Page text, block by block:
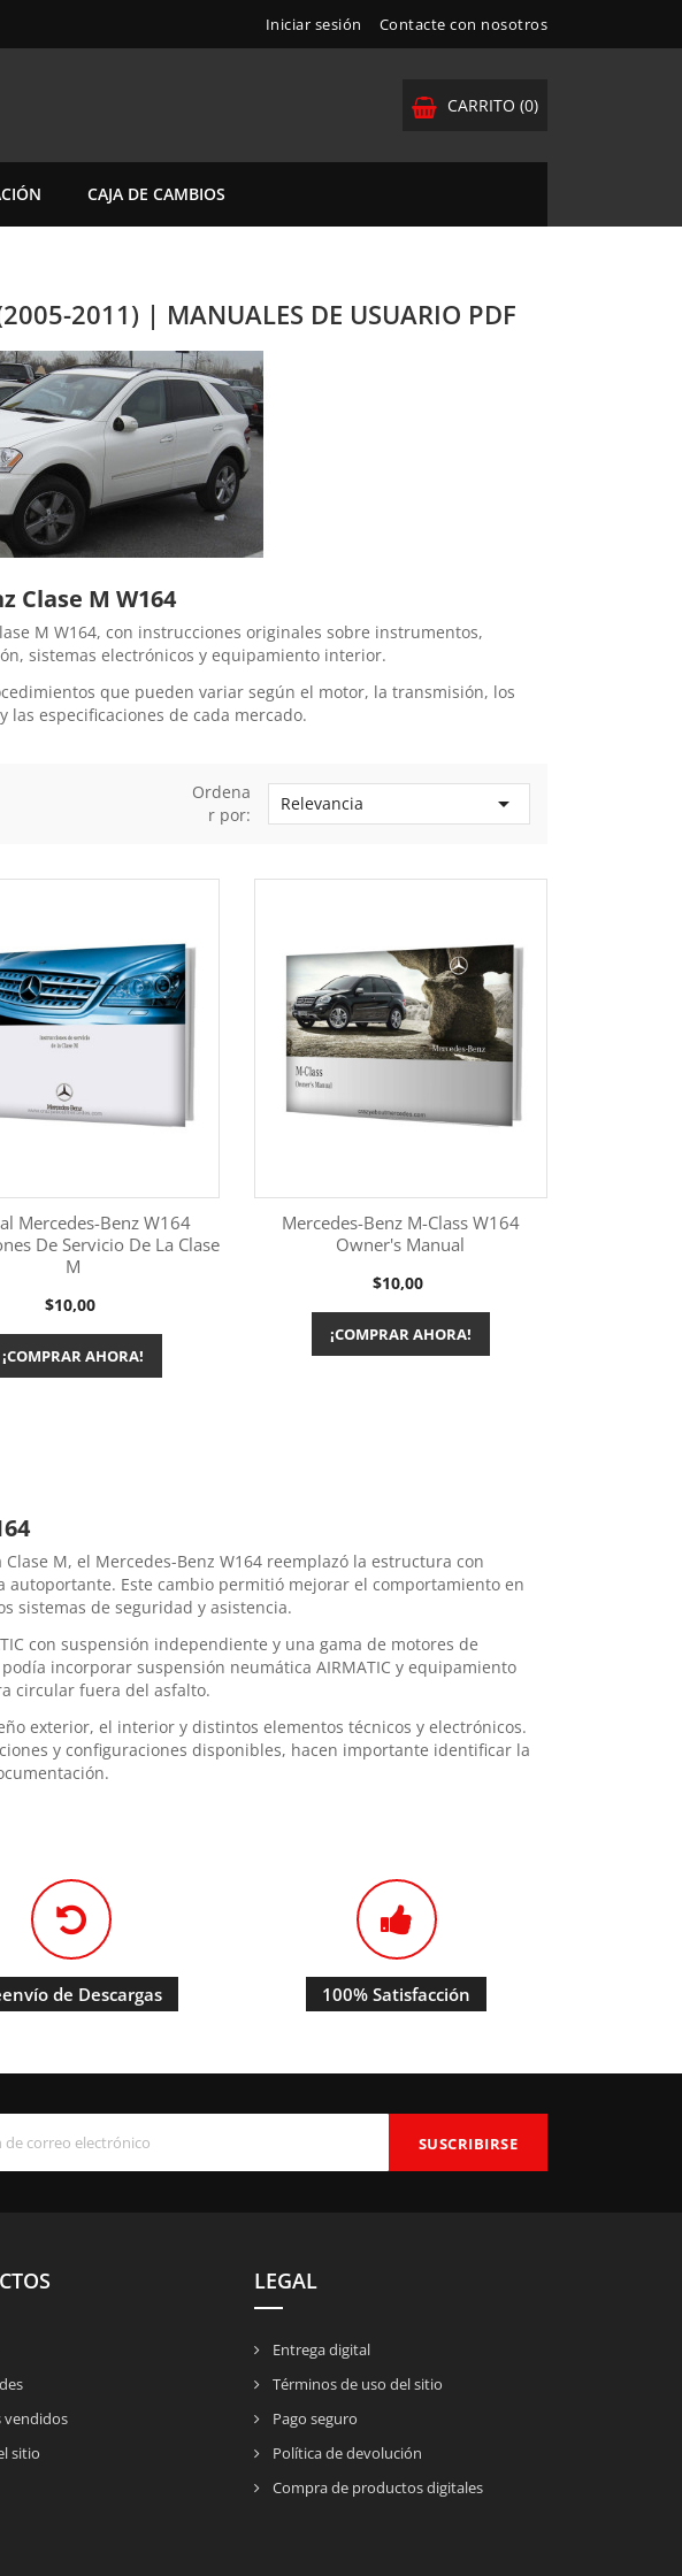
Iniciar sesión Contacte con nosotros
CARRITO (0)
CAJA DE CAMBIOS
2011) | MANUALES DE USUARIO PDF
Clase M W164
M W164, con instrucciones originales sobre instrumentos,
sistemas electrónicos y equipamiento interior.
que pueden variar según el motor, la transmisión, los
especificaciones de cada mercado.
Ordena
r por:
Relevancia 
Más información
Mercedes-Benz W164
De Servicio De La Clase
M
Precio
$10,00
¡COMPRAR AHORA!
Más información
Mercedes-Benz M-Class W164
Owner's Manual
Precio
$10,00
¡COMPRAR AHORA!
M, el Mercedes-Benz W164 reemplazó la estructura con
Este cambio permitió mejorar el comportamiento en
sistemas de seguridad y asistencia.
con suspensión independiente y una gama de motores de
incorporar suspensión neumática AIRMATIC y equipamiento
circular fuera del asfalto.
exterior, el interior y distintos elementos técnicos y electrónicos.
y configuraciones disponibles, hacen importante identificar la
de Descargas 100% Satisfacción
vendidos
sitio
LEGAL
Entrega digital
Términos de uso del sitio
Pago seguro
Política de devolución
Compra de productos digitales